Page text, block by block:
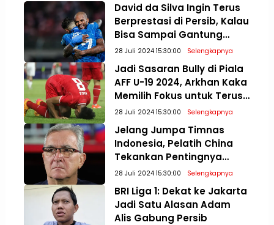
David da Silva Ingin Terus
Berprestasi di Persib, Kalau
Bisa Sampai Gantung
Sepatu
28 Juli 2024 15:30:00 Selengkapnya
Jadi Sasaran Bully di Piala
AFF U-19 2024, Arkhan Kaka
Memilih Fokus untuk Terus
Meningkatkan Diri
28 Juli 2024 15:30:00 Selengkapnya
Jelang Jumpa Timnas
Indonesia, Pelatih China
Tekankan Pentingnya
Mental Bertanding di
Kualifikasi Piala Dunia 2026
28 Juli 2024 15:30:00 Selengkapnya
BRI Liga 1: Dekat ke Jakarta
Jadi Satu Alasan Adam
Alis Gabung Persib